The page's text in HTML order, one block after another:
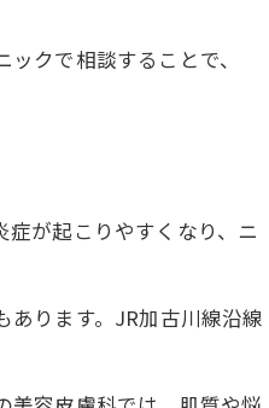
クで相談することで、
が起こりやすくなり、ニ
ります。JR加古川線沿線